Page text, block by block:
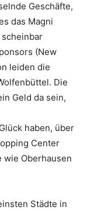
Geschäfte,
das Magni
(New
leiden die
Die
Geld da sein,
haben, über
Center
wie Oberhausen
Städte in